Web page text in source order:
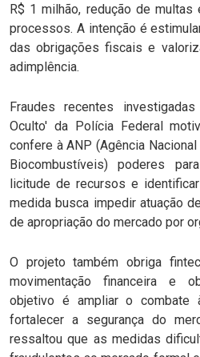
R$ 1 milhão, redução de
processos. A intenção é
das obrigações fiscais e
adimplência.
Fraudes recentes
Oculto' da Polícia Federal
confere à ANP (Agência
Biocombustíveis) poderes
licitude de recursos e
medida busca impedir atuação
de apropriação do mercado por
O projeto também obriga
movimentação financeira e
objetivo é ampliar o combate
fortalecer a segurança do
ressaltou que as medidas